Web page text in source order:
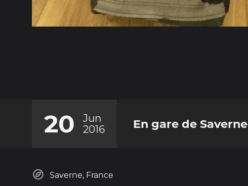
20
Jun
2016
En gare de Saverne
Saverne, France